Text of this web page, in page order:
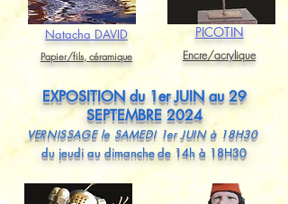
Natacha DAVID
Papier/fils, céramique
PICOTIN
Encre/acrylique
EXPOSITION du 1er JUIN au 29
SEPTEMBRE 2024
VERNISSAGE le SAMEDI 1er JUIN à 18H30
du jeudi au dimanchede 14h à 18H30